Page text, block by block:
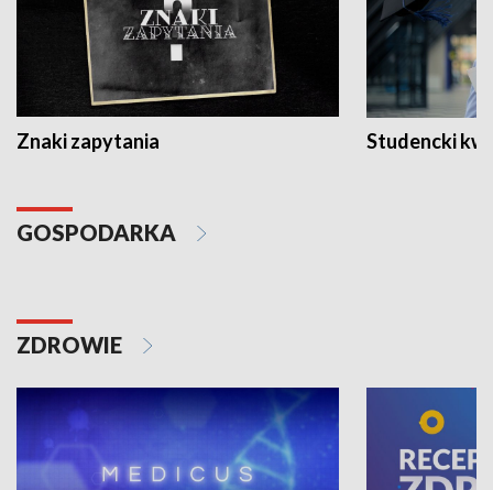
Znaki zapytania Studencki
GOSPODARKA
ZDROWIE